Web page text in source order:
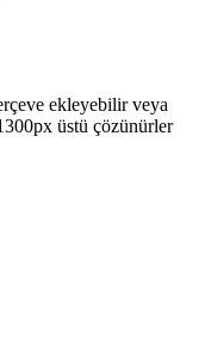
ekleyebilir veya
üstü çözünürler